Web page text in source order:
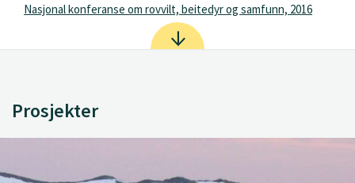
Nasjonal konferanse om rovvilt, beitedyr og samfunn, 2016
Prosjekter